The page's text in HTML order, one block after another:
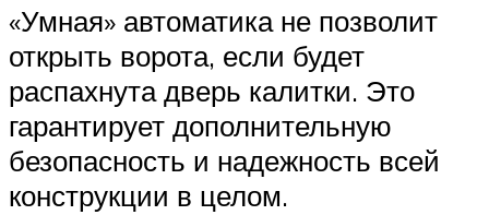
«Умная» автоматика не позволит
открыть ворота, если будет
распахнута дверь калитки. Это
гарантирует дополнительную
безопасность и надежность всей
конструкции в целом.